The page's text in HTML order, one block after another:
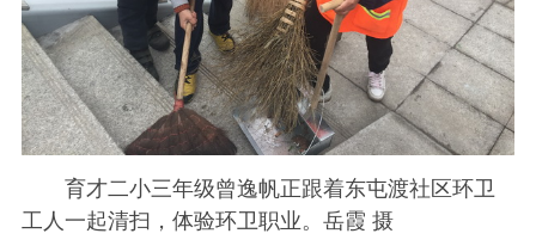
育才二小三年级曾逸帆正跟着东屯渡社区环卫
工人一起清扫，体验环卫职业。岳霞 摄